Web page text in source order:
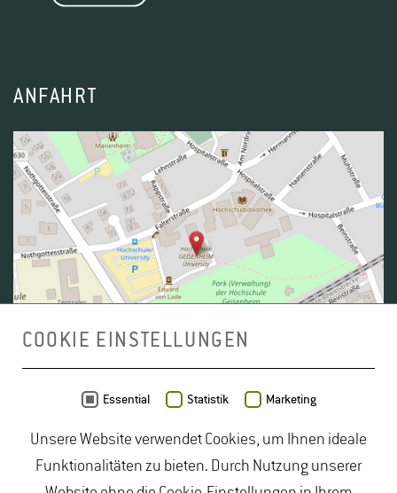
ANFAHRT
OpenStreetMap - Veröffentlicht unterODbL
duales Studium Gartenbau| Gartenbau Studium|
Lebensmittelrecht Studium|Lebensmittelsicherheit
COOKIE EINSTELLUNGEN
Essential Statistik Marketing
Unsere Website verwendet Cookies, um Ihnen ideale
Funktionalitäten zu bieten. Durch Nutzung unserer